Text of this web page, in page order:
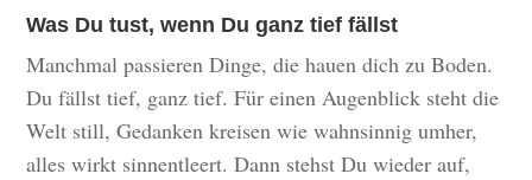
Was Du tust, wenn Du ganz tief fällst
Manchmal passieren Dinge, die hauen dich zu Boden.
Du fällst tief, ganz tief. Für einen Augenblick steht die
Welt still, Gedanken kreisen wie wahnsinnig umher,
alles wirkt sinnentleert. Dann stehst Du wieder auf,